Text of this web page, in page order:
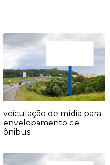
veiculação de mídia para
envelopamento de
ônibus